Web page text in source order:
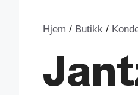
Hjem / Butikk /